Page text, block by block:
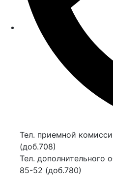
Тел. приемной
(доб.708)
Тел. дополнительного
85-52 (доб.780)